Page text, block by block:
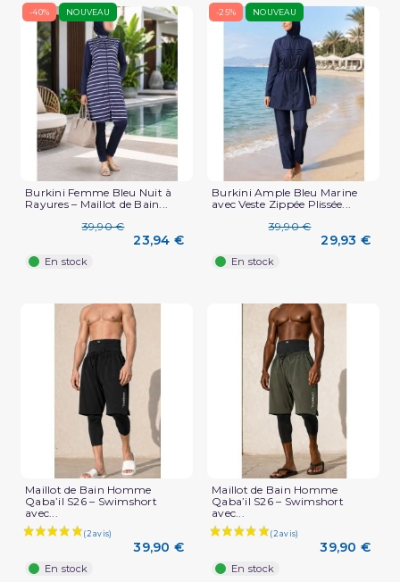
-40% NOUVEAU
Burkini Femme Bleu Nuit à
Rayures – Maillot de Bain...
39,90 €
23,94 €
En stock
-25% NOUVEAU
Burkini Ample Bleu Marine
avec Veste Zippée Plissée...
39,90 €
29,93 €
En stock
Maillot de Bain Homme
Qaba’il S26 – Swimshort
avec...
39,90 €
En stock
Maillot de Bain Homme
Qaba’il S26 – Swimshort
avec...
39,90 €
En stock